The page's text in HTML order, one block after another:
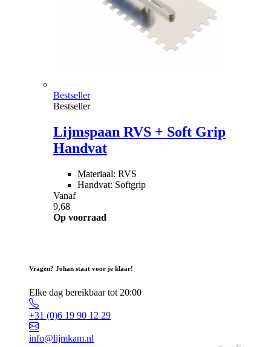
Bestseller
Bestseller
Lijmspaan RVS + Soft Grip
Handvat
Materiaal: RVS
Handvat: Softgrip
Vanaf
9,68
Op voorraad
Vragen? Johan staat voor je klaar!
Elke dag bereikbaar tot 20:00
+31 (0)6 19 90 12 29
info@lijmkam.nl